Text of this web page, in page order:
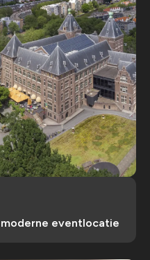
eventlocatie